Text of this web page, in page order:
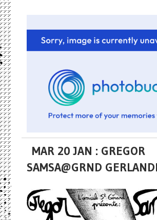
MAR 20 JAN : GREGOR
SAMSA@GRND